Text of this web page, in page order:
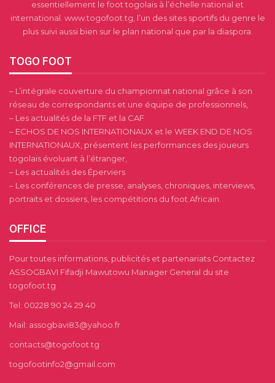
essentiellement le foot togolais à l’échelle national et
international. www.togofoot.tg, l’un des sites sportifs du genre le
plus suivi aussi bien sur le plan national que par la diaspora.
TOGO FOOT
– L’intégrale couverture du championnat national grâce à son
réseau de correspondants et une équipe de professionnels,
– Les actualités de la FTF et la CAF
– ECHOS DE NOS INTERNATIONAUX et le WEEK END DE NOS
INTERNATIONAUX, présentent les performances des joueurs
togolais évoluant à l’étranger,
– Les actualités des Éperviers
– Les conférences de presse, analyses, chroniques, interviews,
portraits et dossiers, les compétitions du foot Africain.
OFFICE
Pour toutes informations, publicités et partenariats Contactez
ASSOGBAVI Fifadji Mawutowu Manager General du site
togofoot.tg
Tel: 00228 90 24 29 40
Mail: assogbavi83@yahoo.fr
contacts@togofoot.tg
togofootinfo2@gmail.com